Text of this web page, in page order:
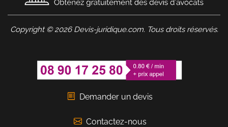
Copyright © 2026 Devis-juridique.com. Tous droits réservés.
Demander un devis
Contactez-nous